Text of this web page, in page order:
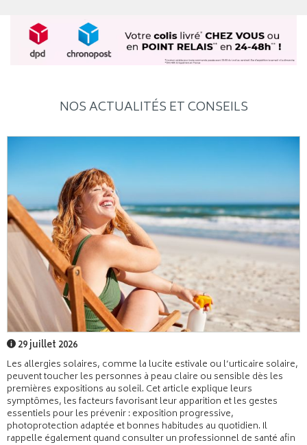
NOS ACTUALITÉS ET CONSEILS
29 juillet 2026
Les allergies solaires, comme la lucite estivale ou l’urticaire solaire,
peuvent toucher les personnes à peau claire ou sensible dès les
premières expositions au soleil. Cet article explique leurs
symptômes, les facteurs favorisant leur apparition et les gestes
essentiels pour les prévenir : exposition progressive,
photoprotection adaptée et bonnes habitudes au quotidien. Il
rappelle également quand consulter un professionnel de santé afin